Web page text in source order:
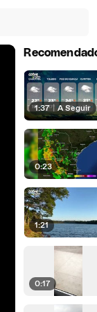
1:37 | A Seguir
0:23
1:21
0:17